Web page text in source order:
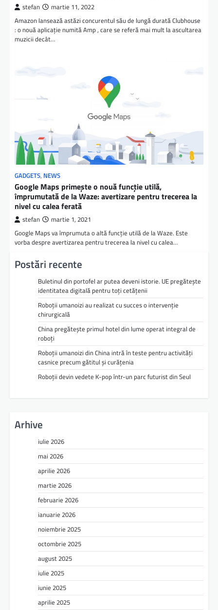
stefan martie 11, 2022
Amazon lansează astăzi concurentul său de lungă durată Clubhouse
: o nouă aplicație numită Amp , care se referă mai mult la ascultarea
muzicii decât…
GADGETS, NEWS
Google Maps primește o nouă funcție utilă,
împrumutată de la Waze: avertizare pentru trecerea la
nivel cu calea ferată
stefan martie 1, 2021
Google Maps va împrumuta o altă funcție utilă de la Waze. Este
vorba despre avertizarea pentru trecerea la nivel cu calea…
Postări recente
Buletinul din portofel ar putea deveni istorie. UE pregătește
identitatea digitală pentru toți cetățenii
Roboții umanoizi au realizat cu succes o intervenție
chirurgicală
China pregătește primul hotel din lume operat integral de
roboți
Roboții umanoizi din China intră în teste pentru activități
casnice precum gătitul și curățenia
Roboții devin vedete K-pop într-un parc futurist din Seul
Arhive
iulie 2026
mai 2026
aprilie 2026
martie 2026
februarie 2026
ianuarie 2026
noiembrie 2025
octombrie 2025
august 2025
iulie 2025
iunie 2025
aprilie 2025